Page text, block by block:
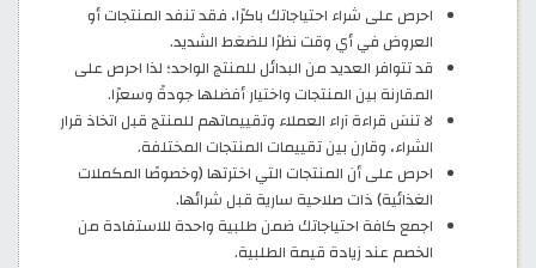
احرص على شراء احتياجاتك باكرًا، فقد تنفد المنتجات أو
العروض في أي وقت نظرًا للضغط الشديد.
قد تتوافر العديد من البدائل للمنتج الواحد؛ لذا احرص على
المقارنة بين المنتجات واختيار أفضلها جودةً وسعرًا.
لا تنسَ قراءة آراء العملاء وتقييماتهم للمنتج قبل اتخاذ قرار
الشراء، وقارن بين تقييمات المنتجات المختلفة.
احرص على أن المنتجات التي اخترتها (وخصوصًا المكملات
الغذائية) ذات صلاحية سارية قبل شرائها.
اجمع كافة احتياجاتك ضمن طلبية واحدة للاستفادة من
الخصم عند زيادة قيمة الطلبية.